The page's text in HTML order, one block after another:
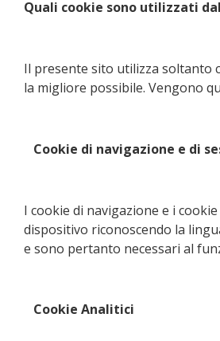
Quali cookie sono utilizzati
Il presente sito utilizza soltanto
la migliore possibile. Vengono
Cookie di navigazione e di
I cookie di navigazione e i
dispositivo riconoscendo la
e sono pertanto necessari al
Cookie Analitici